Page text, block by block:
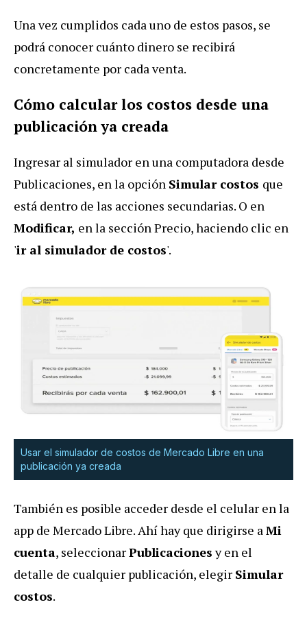
Una vez cumplidos cada uno de estos pasos, se
podrá conocer cuánto dinero se recibirá
concretamente por cada venta.
Cómo calcular los costos desde una
publicación ya creada
Ingresar al simulador en una computadora desde
Publicaciones, en la opción Simular costos que
está dentro de las acciones secundarias. O en
Modificar, en la sección Precio, haciendo clic en
'ir al simulador de costos'.
Usar el simulador de costos de Mercado Libre en una
publicación ya creada
También es posible acceder desde el celular en la
app de Mercado Libre. Ahí hay que dirigirse aMi
cuenta, seleccionarPublicacionesy en el
detalle de cualquier publicación, elegir Simular
costos.